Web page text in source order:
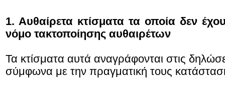
1. Αυθαίρετα κτίσματα τα οποία δεν
νόμο τακτοποίησης αυθαιρέτων
Τα κτίσματα αυτά αναγράφονται στις
σύμφωνα με την πραγματική τους